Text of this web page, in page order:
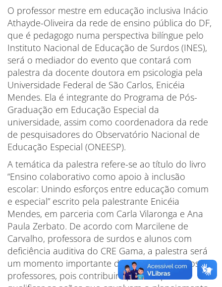
O professor mestre em educação inclusiva Inácio
Athayde-Oliveira da rede de ensino pública do DF,
que é pedagogo numa perspectiva bilíngue pelo
Instituto Nacional de Educação de Surdos (INES),
será o mediador do evento que contará com
palestra da docente doutora em psicologia pela
Universidade Federal de São Carlos, Enicéia
Mendes. Ela é integrante do Programa de Pós-
Graduação em Educação Especial da
universidade, assim como coordenadora da rede
de pesquisadores do Observatório Nacional de
Educação Especial (ONEESP).
A temática da palestra refere-se ao título do livro
“Ensino colaborativo como apoio à inclusão
escolar: Unindo esforços entre educação comum
e especial” escrito pela palestrante Enicéia
Mendes, em parceria com Carla Vilaronga e Ana
Paula Zerbato. De acordo com Marcilene de
Carvalho, professora de surdos e alunos com
deficiência auditiva do CRE Gama, a palestra será
um momento importante de formação para os
professores, pois contribuirá para ampliar e